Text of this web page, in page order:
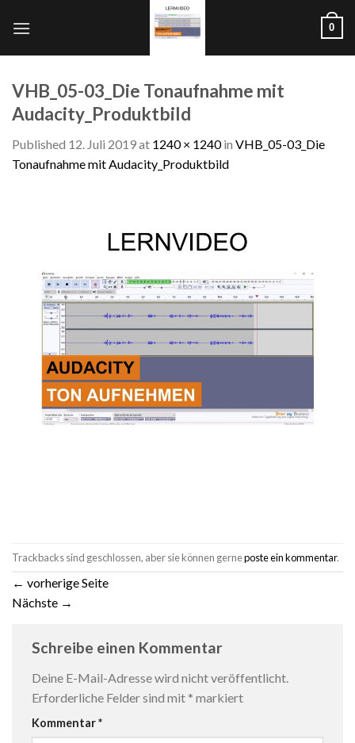
0
VHB_05-03_Die Tonaufnahme mit
Audacity_Produktbild
Published 12. Juli 2019at 1240 × 1240in VHB_05-03_Die
Tonaufnahme mit Audacity_Produktbild
Trackbacks sind geschlossen, aber sie können gerneposte ein kommentar.
← vorherige Seite
Nächste →
Schreibe einen Kommentar
Deine E-Mail-Adresse wird nicht veröffentlicht.
Erforderliche Felder sind mit * markiert
Kommentar*